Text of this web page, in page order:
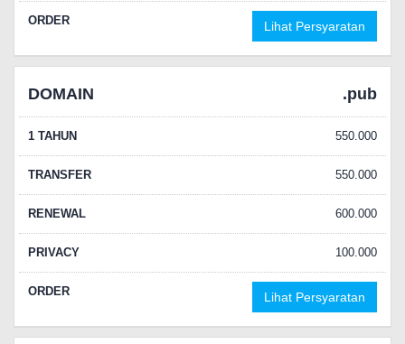
ORDER Lihat Persyaratan
DOMAIN .pub
1 TAHUN 550.000
TRANSFER 550.000
RENEWAL 600.000
PRIVACY 100.000
ORDER Lihat Persyaratan